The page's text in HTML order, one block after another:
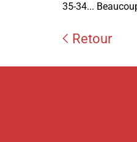
35-34...
Retour